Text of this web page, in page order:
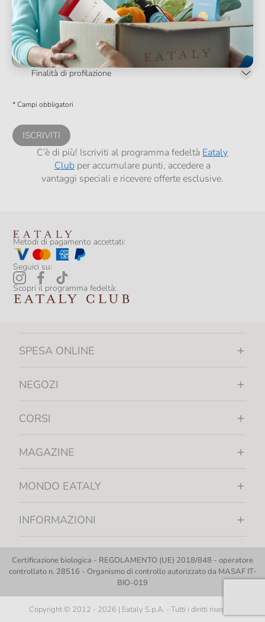
presto a Eataly i seguenti consensi:
Desidero ricevere da Eataly offerte, comunicazioni
commerciali e informazioni su eventi
Presto a Eataly il mio consenso per le attività di marketing descritte alpunto
2.F dell’Informativa sulla Privacy
Finalità di profilazione
comunicazioni commerciali personalizzate, in caso di consenso prestato ai
* Campi obbligatori
ISCRIVITI
C’è di più! Iscriviti al programma fedeltà Eataly
Clubper accumulare punti, accedere a
vantaggi speciali e ricevere offerte esclusive.
Metodi di pagamento accettati:
Seguici su:
Scopri il programma fedeltà:
SPESA ONLINE
NEGOZI
CORSI
MAGAZINE
MONDO EATALY
INFORMAZIONI
Certificazione biologica - REGOLAMENTO (UE) 2018/848 - operatore
controllato n. 28516 - Organismo di controllo autorizzato da MASAF IT-
BIO-019
Copyright © 2012 - 2026 | Eataly S.p.A. - Tutti i diritti riservati